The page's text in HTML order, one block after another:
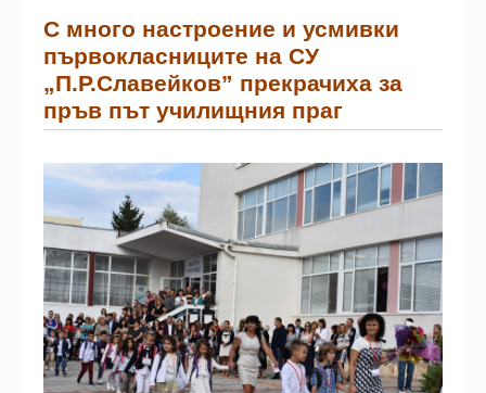
С много настроение и усмивки
първокласниците на СУ
„П.Р.Славейков” прекрачиха за
пръв път училищния праг